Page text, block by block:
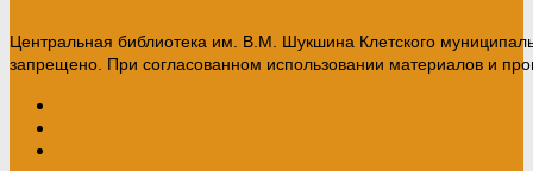
Центральная библиотека им. В.М. Шукшина Клетского
запрещено. При согласованном использовании материалов и